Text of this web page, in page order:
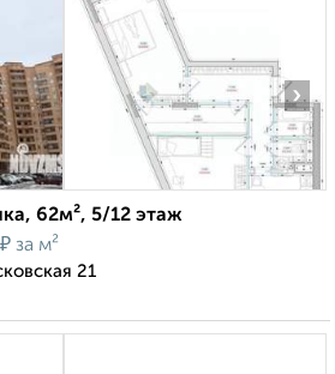
›
62м², 5/12 этаж
₽ за м²
21